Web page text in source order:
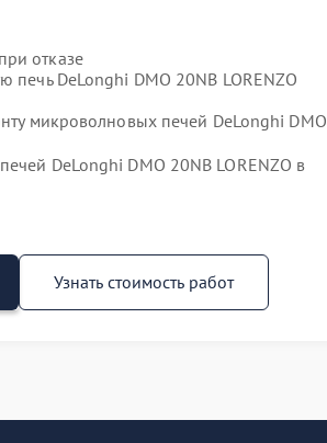
отказе
DeLonghi DMO 20NB LORENZO
микроволновых печей DeLonghi DMO
DeLonghi DMO 20NB LORENZO в
Узнать стоимость работ